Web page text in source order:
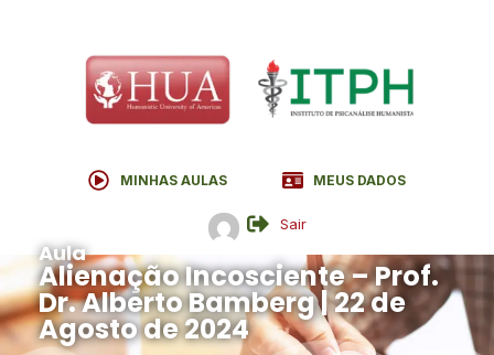
MINHAS AULAS MEUS DADOS
Sair
Aula
Alienação Incosciente – Prof.
Dr. Alberto Bamberg | 22 de
Agosto de 2024